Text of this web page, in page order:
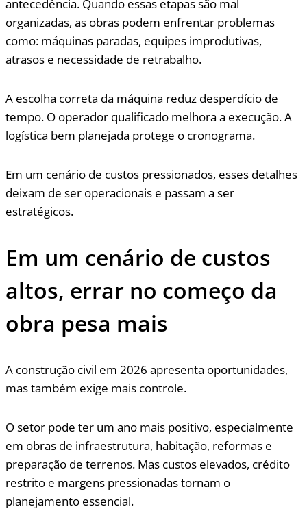
antecedência. Quando essas etapas são mal
organizadas, as obras podem enfrentar problemas
como: máquinas paradas, equipes improdutivas,
atrasos e necessidade de retrabalho.
A escolha correta da máquina reduz desperdício de
tempo. O operador qualificado melhora a execução. A
logística bem planejada protege o cronograma.
Em um cenário de custos pressionados, esses detalhes
deixam de ser operacionais e passam a ser
estratégicos.
Em um cenário de custos
altos, errar no começo da
obra pesa mais
A construção civil em 2026 apresenta oportunidades,
mas também exige mais controle.
O setor pode ter um ano mais positivo, especialmente
em obras de infraestrutura, habitação, reformas e
preparação de terrenos. Mas custos elevados, crédito
restrito e margens pressionadas tornam o
planejamento essencial.